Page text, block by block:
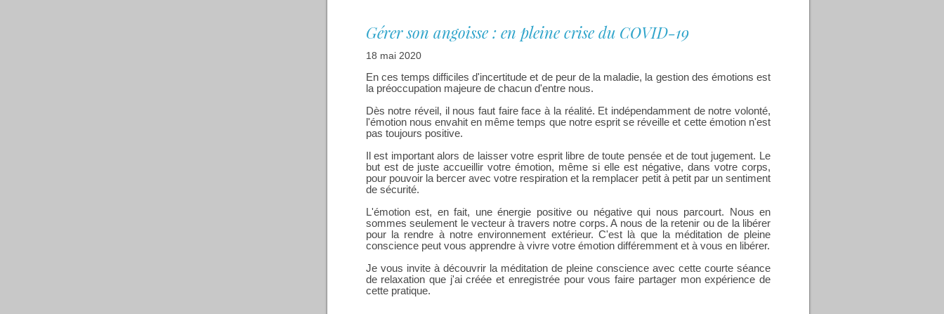
Gérer son angoisse : en pleine crise du COVID-19
18 mai 2020
En ces temps difficiles d'incertitude et de peur de la maladie, la gestion des émotions est
la préoccupation majeure de chacun d'entre nous.
Dès notre réveil, il nous faut faire face à la réalité. Et indépendamment de notre volonté,
l'émotion nous envahit en même temps que notre esprit se réveille et cette émotion n'est
pas toujours positive.
Il est important alors de laisser votre esprit libre de toute pensée et de tout jugement. Le
but est de juste accueillir votre émotion, même si elle est négative, dans votre corps,
pour pouvoir la bercer avec votre respiration et la remplacer petit à petit par un sentiment
de sécurité.
L'émotion est, en fait, une énergie positive ou négative qui nous parcourt. Nous en
sommes seulement le vecteur à travers notre corps. A nous de la retenir ou de la libérer
pour la rendre à notre environnement extérieur. C'est là que la méditation de pleine
conscience peut vous apprendre à vivre votre émotion différemment et à vous en libérer.
Je vous invite à découvrir la méditation de pleine conscience avec cette courte séance
de relaxation que j'ai créée et enregistrée pour vous faire partager mon expérience de
cette pratique.